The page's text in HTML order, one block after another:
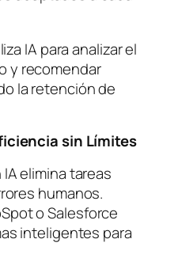
IA para analizar el
y recomendar
la retención de
sin Límites
elimina tareas
humanos.
o Salesforce
inteligentes para